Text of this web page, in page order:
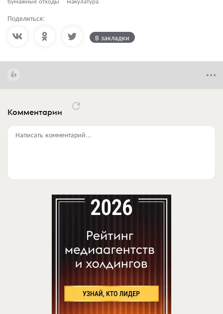
Поделиться:
В закладки
Комментарии
Написать комментарий...